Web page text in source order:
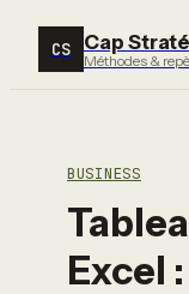
CS Cap
Méthodes &
BUSINESS
Excel